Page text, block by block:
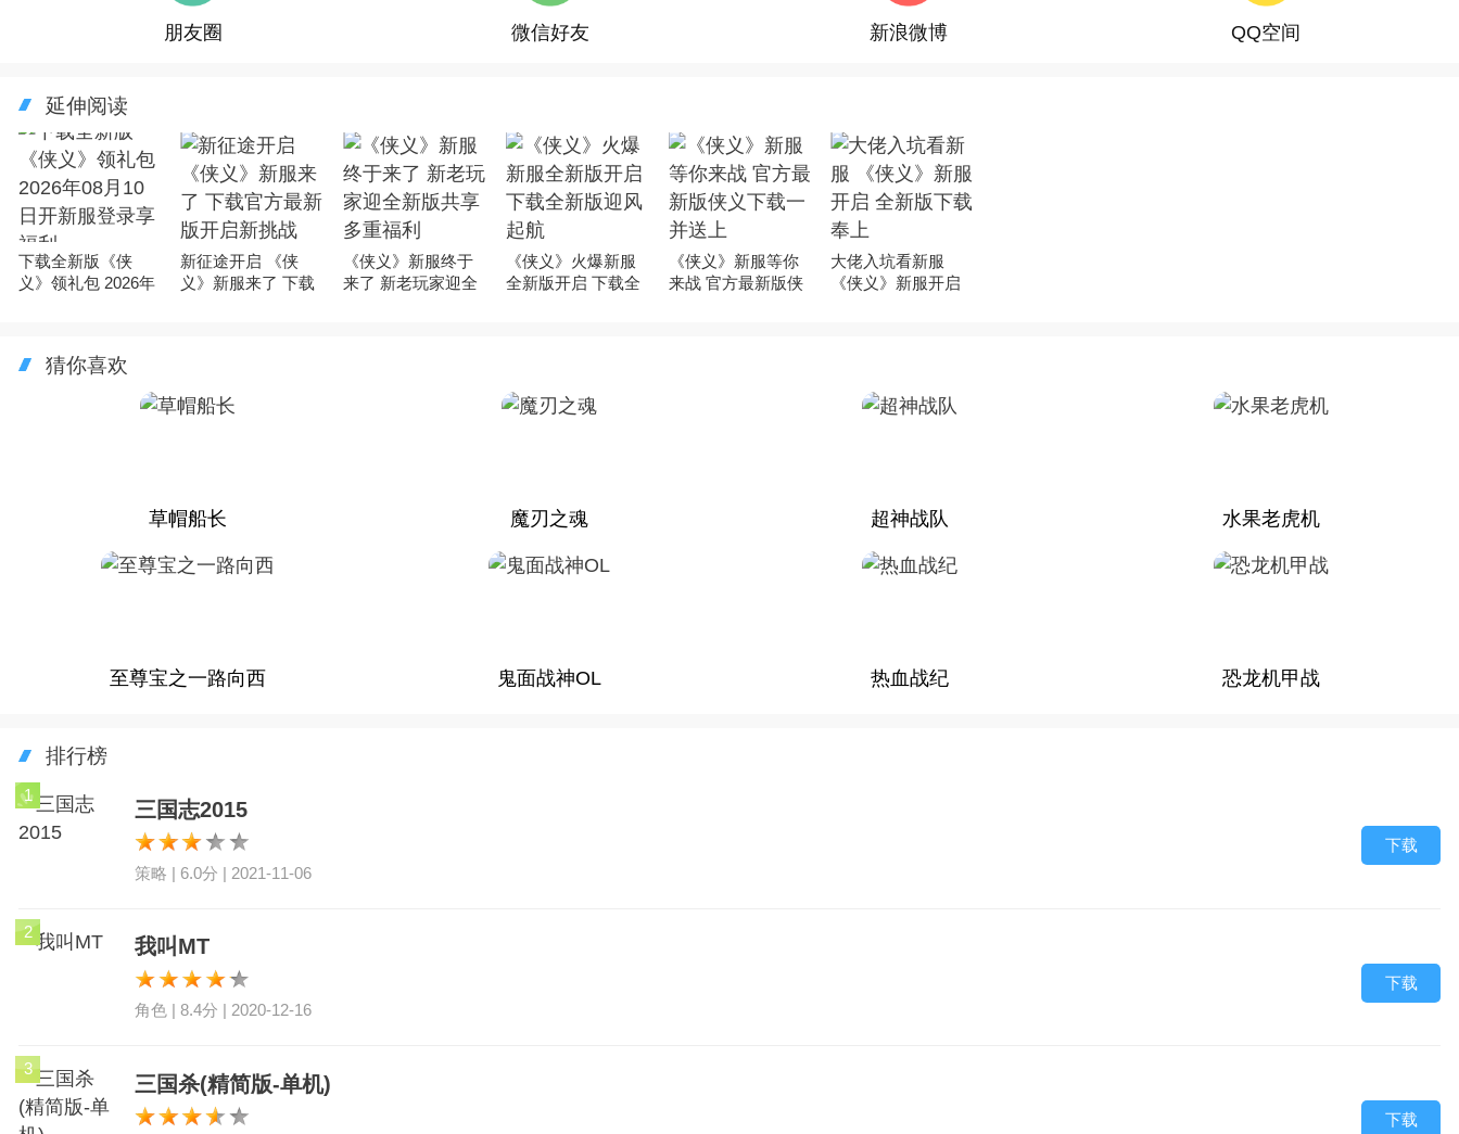
朋友圈 微信好友 新浪微博 QQ空间
延伸阅读
下载全新版《侠
义》领礼包 2026年
新征途开启 《侠
义》新服来了 下载
《侠义》新服终于
来了 新老玩家迎全
《侠义》火爆新服
全新版开启 下载全
《侠义》新服等你
来战 官方最新版侠
大佬入坑看新服
《侠义》新服开启
猜你喜欢
草帽船长 魔刃之魂 超神战队 水果老虎机
至尊宝之一路向西 鬼面战神OL 热血战纪 恐龙机甲战
排行榜
1
三国志2015
策略 | 6.0分 | 2021-11-06
下载
2
我叫MT
角色 | 8.4分 | 2020-12-16
下载
3
三国杀(精简版-单机)
下载